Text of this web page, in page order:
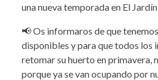
una nueva temporada en El Jardín
📢 Os informaros de que
disponibles y para que todos los
retomar su huerto en primavera,
porque ya se van ocupando por